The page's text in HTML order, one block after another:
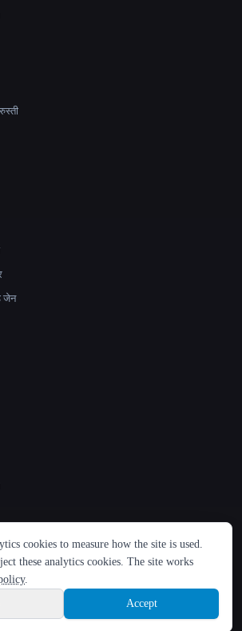
Français Русский 简体中文
Sign up
जेन
cookies to measure how the site is used.
these analytics cookies. The site works
.
Accept